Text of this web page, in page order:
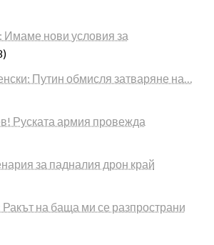
Имаме нови условия за
Путин обмисля затваряне на…
Руската армия провежда
за падналия дрон край
на баща ми се разпространи